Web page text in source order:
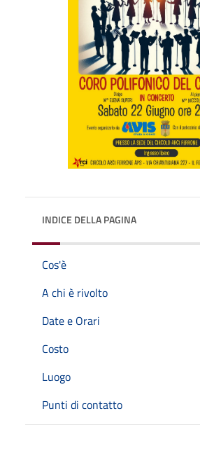
INDICE DELLA PAGINA
Cos'è
A chi è rivolto
Date e Orari
Costo
Luogo
Punti di contatto